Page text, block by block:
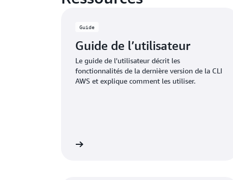
Guide
Guide de l’utilisateur
Le guide de l'utilisateur décrit les
fonctionnalités de la dernière version de la CLI
AWS et explique comment les utiliser.